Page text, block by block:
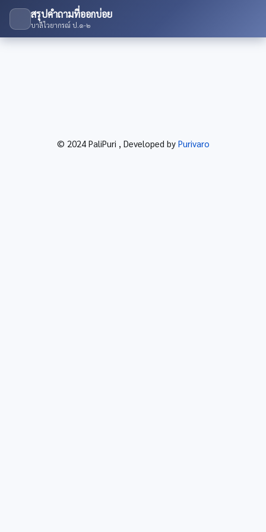
สรุปคำถามที่ออกบ่อย
บาลีไวยากรณ์ ป.๑-๒
© 2024 PaliPuri , Developed by Purivaro